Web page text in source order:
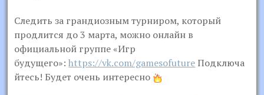
Следить за грандиозным турниром, который
продлится до 3 марта, можно онлайн в
официальной группе «Игр
будущего»:https://vk.com/gamesofutureПодключа
йтесь! Будет очень интересно